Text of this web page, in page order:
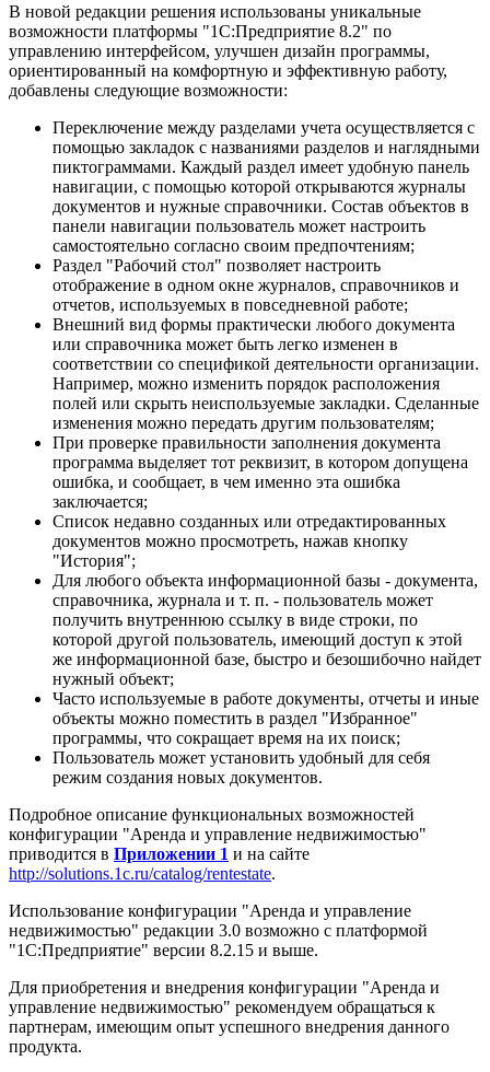
В новой редакции решения использованы уникальные
возможности платформы "1С:Предприятие 8.2" по
управлению интерфейсом, улучшен дизайн программы,
ориентированный на комфортную и эффективную работу,
добавлены следующие возможности:
Переключение между разделами учета осуществляется с
помощью закладок с названиями разделов и наглядными
пиктограммами. Каждый раздел имеет удобную панель
навигации, с помощью которой открываются журналы
документов и нужные справочники. Состав объектов в
панели навигации пользователь может настроить
самостоятельно согласно своим предпочтениям;
Раздел "Рабочий стол" позволяет настроить
отображение в одном окне журналов, справочников и
отчетов, используемых в повседневной работе;
Внешний вид формы практически любого документа
или справочника может быть легко изменен в
соответствии со спецификой деятельности организации.
Например, можно изменить порядок расположения
полей или скрыть неиспользуемые закладки. Сделанные
изменения можно передать другим пользователям;
При проверке правильности заполнения документа
программа выделяет тот реквизит, в котором допущена
ошибка, и сообщает, в чем именно эта ошибка
заключается;
Список недавно созданных или отредактированных
документов можно просмотреть, нажав кнопку
"История";
Для любого объекта информационной базы - документа,
справочника, журнала и т. п. - пользователь может
получить внутреннюю ссылку в виде строки, по
которой другой пользователь, имеющий доступ к этой
же информационной базе, быстро и безошибочно найдет
нужный объект;
Часто используемые в работе документы, отчеты и иные
объекты можно поместить в раздел "Избранное"
программы, что сокращает время на их поиск;
Пользователь может установить удобный для себя
режим создания новых документов.
Подробное описание функциональных возможностей
конфигурации "Аренда и управление недвижимостью"
приводится в Приложении 1 и на сайте
http://solutions.1c.ru/catalog/rentestate.
Использование конфигурации "Аренда и управление
недвижимостью" редакции 3.0 возможно с платформой
"1С:Предприятие" версии 8.2.15 и выше.
Для приобретения и внедрения конфигурации "Аренда и
управление недвижимостью" рекомендуем обращаться к
партнерам, имеющим опыт успешного внедрения данного
продукта.